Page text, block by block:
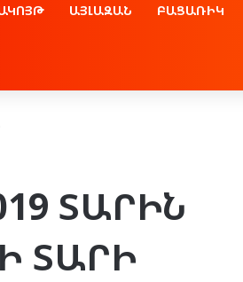
ԱՅԼԱԶԱՆ ԲԱՑԱՌԻԿ
ՏԱՐԻՆ
ՏԱՐԻ